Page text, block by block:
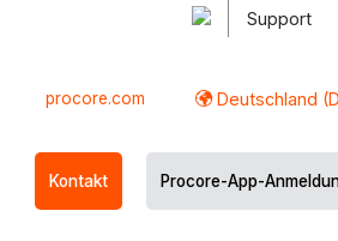
Support
procore.com Deutschland
Kontakt Procore-App-